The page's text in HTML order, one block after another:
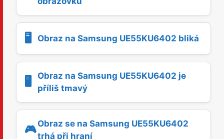
🖥️ Obraz na Samsung UE55KU6402 bliká
🖥️
Obraz na Samsung UE55KU6402 je
příliš tmavý
🎮Obraz se na Samsung UE55KU6402
trhá při hraní